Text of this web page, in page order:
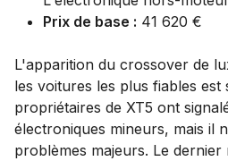
Prix de base : 41 620 €
L'apparition du crossover de
les voitures les plus fiables est
propriétaires de XT5 ont
électroniques mineurs, mais il
problèmes majeurs. Le